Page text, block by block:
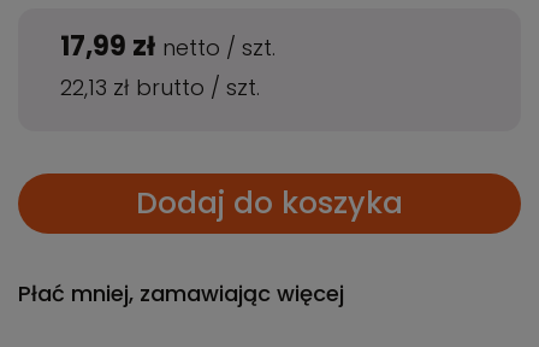
17,99 zł netto / szt.
22,13 zł brutto / szt.
Dodaj do koszyka
Płać mniej, zamawiając więcej